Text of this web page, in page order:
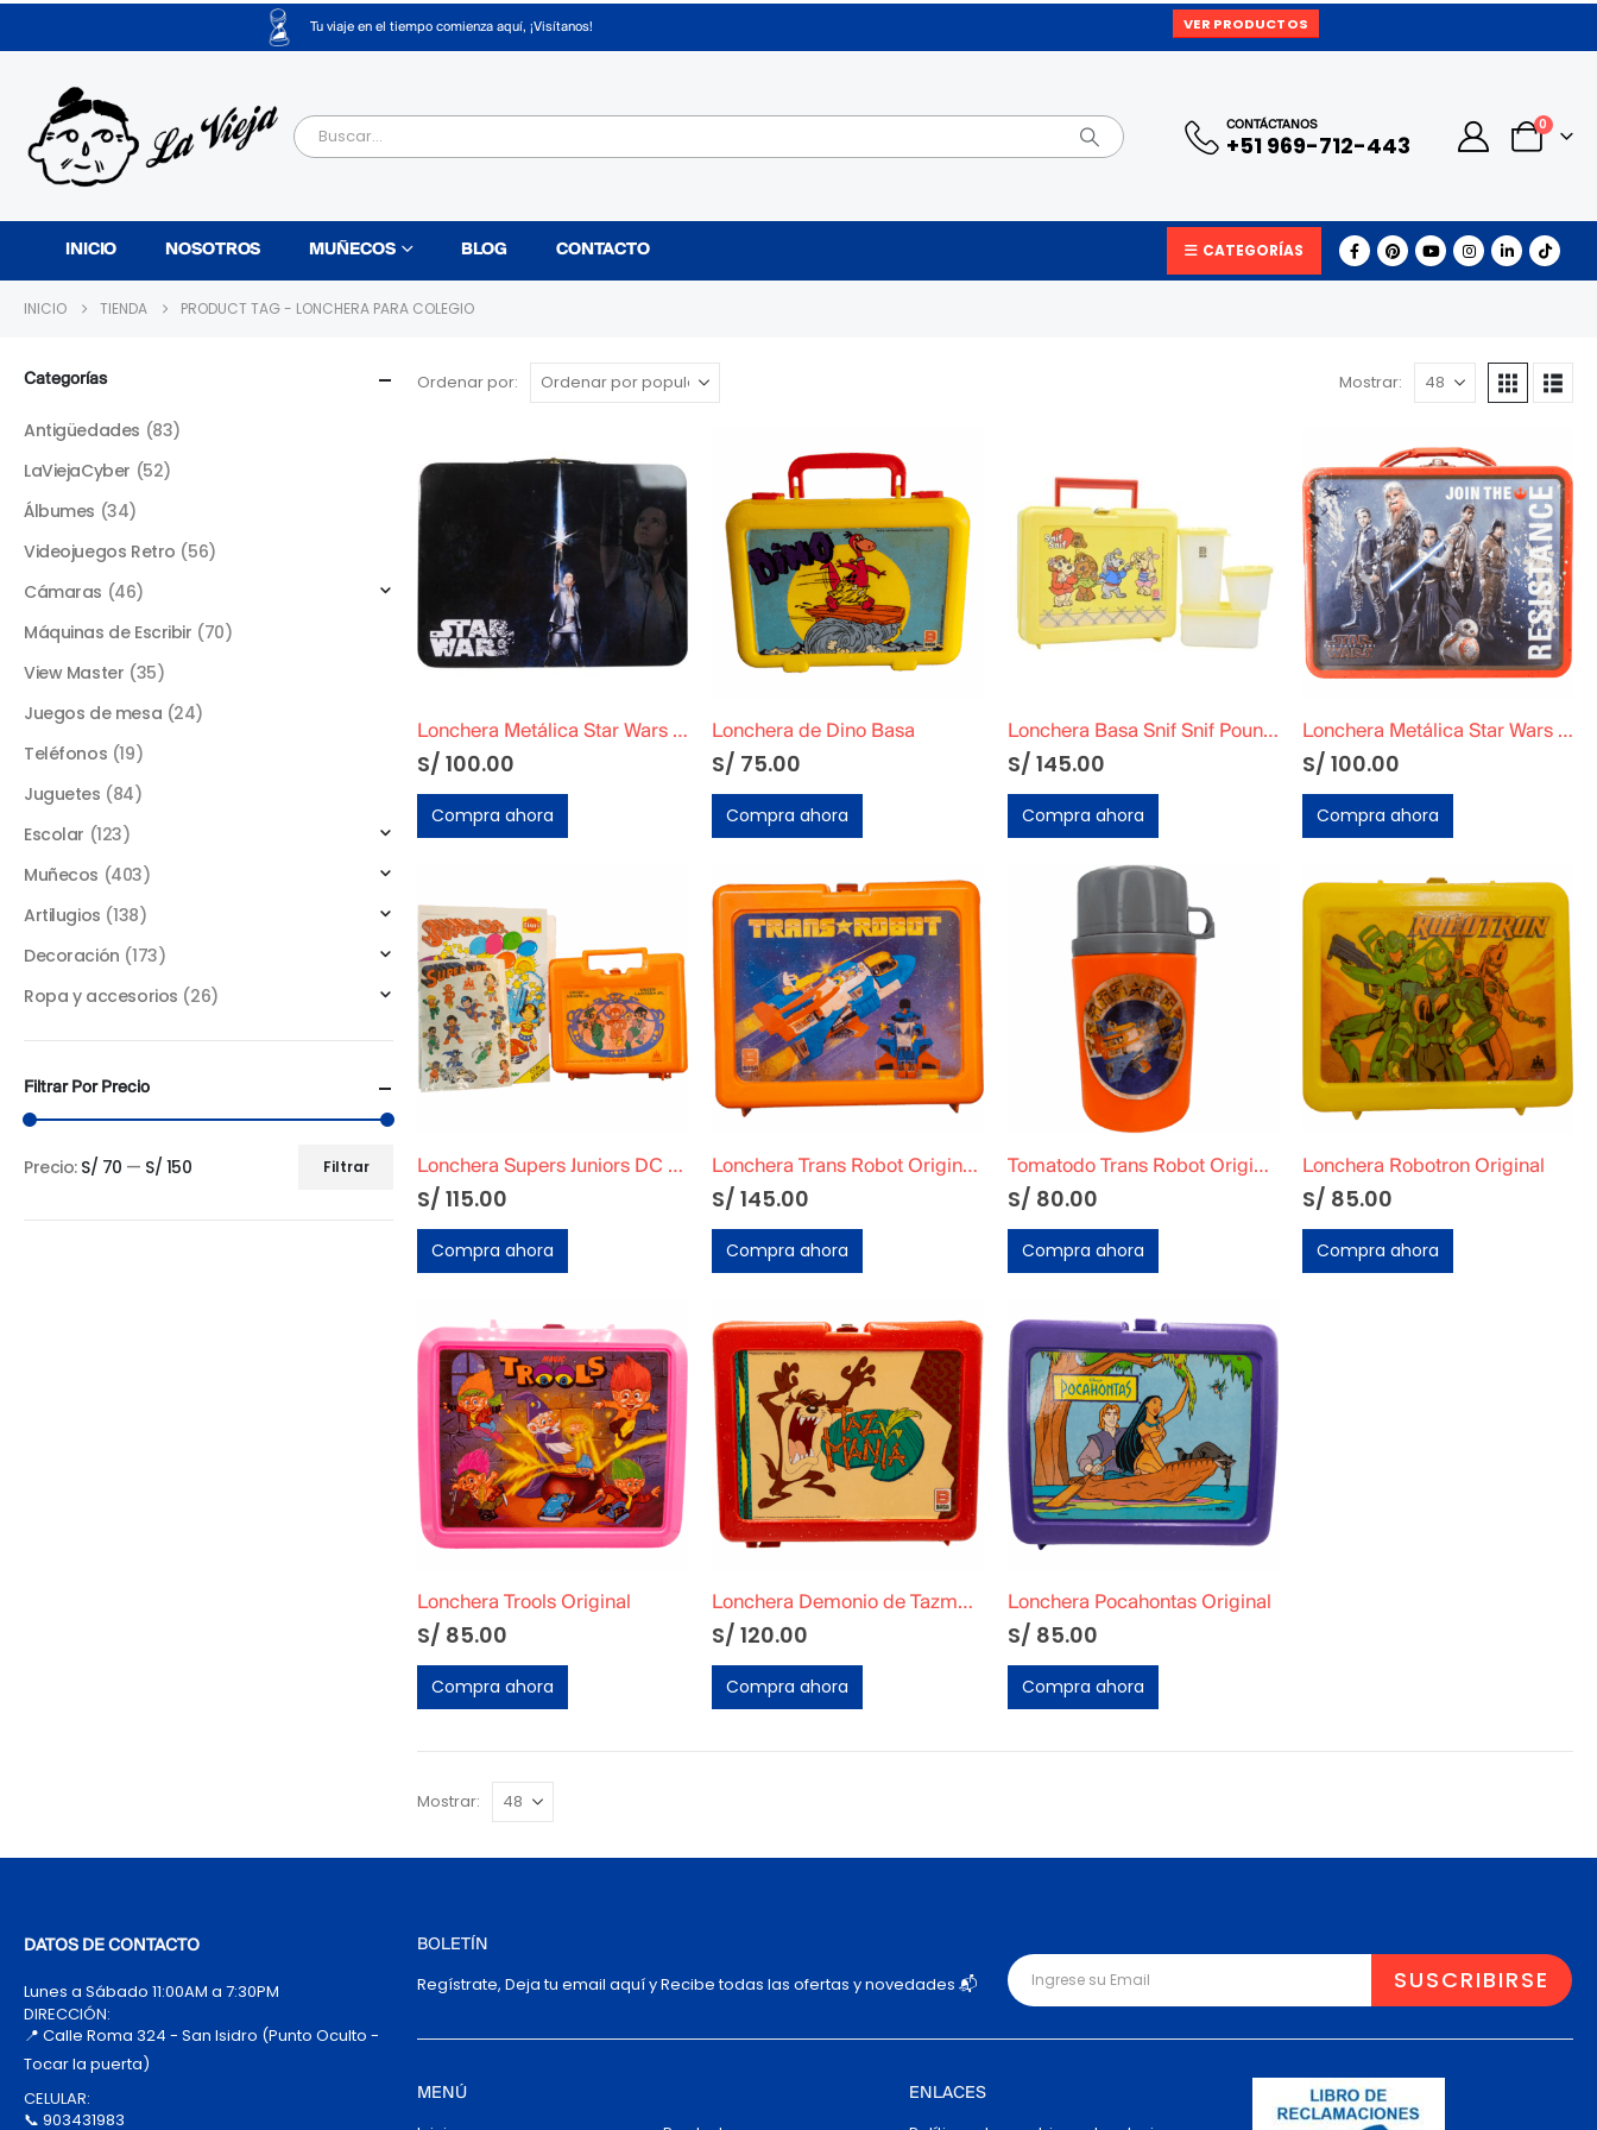
Tu viaje en el tiempo comienza aquí, ¡Visítanos! VER PRODUCTOS
CONTÁCTANOS
+51 969-712-443
0
INICIO NOSOTROS MUÑECOS BLOG CONTACTO CATEGORÍAS
INICIO TIENDA PRODUCT TAG - LONCHERA PARA COLEGIO
Ordenar por: Mostrar:
Lonchera Metálica Star Wars The Last Jedi Original
S/ 100.00
Compra ahora
Lonchera de Dino Basa
S/ 75.00
Compra ahora
Lonchera Basa Snif Snif Pound Puppies
S/ 145.00
Compra ahora
Lonchera Metálica Star Wars The Last Jedi Original
S/ 100.00
Compra ahora
Lonchera Supers Juniors DC Original + Cuaderno para colorear
S/ 115.00
Compra ahora
Lonchera Trans Robot Original BASA
S/ 145.00
Compra ahora
Tomatodo Trans Robot Original
S/ 80.00
Compra ahora
Lonchera Robotron Original
S/ 85.00
Compra ahora
Lonchera Trools Original
S/ 85.00
Compra ahora
Lonchera Demonio de Tazmania Basa Original
S/ 120.00
Compra ahora
Lonchera Pocahontas Original
S/ 85.00
Compra ahora
Mostrar:
Categorías
Antigüedades (83)
LaViejaCyber (52)
Álbumes (34)
Videojuegos Retro (56)
Cámaras (46)
Máquinas de Escribir (70)
View Master (35)
Juegos de mesa (24)
Teléfonos (19)
Juguetes (84)
Escolar (123)
Muñecos (403)
Artilugios (138)
Decoración (173)
Ropa y accesorios (26)
Filtrar Por Precio
mínimo
máximo
Filtrar
Precio: S/ 70 — S/ 150
DATOS DE CONTACTO
Lunes a Sábado 11:00AM a 7:30PM
DIRECCIÓN:
📍 Calle Roma 324 - San Isidro (Punto Oculto -
Tocar la puerta)
CELULAR:
📞 903431983
BOLETÍN
Regístrate, Deja tu email aquí y Recibe todas las ofertas y novedades 📬
MENÚ ENLACES